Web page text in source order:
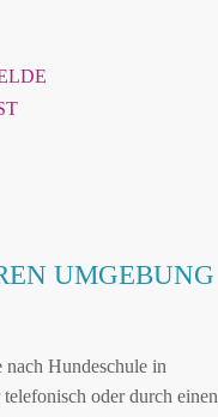
UMGEBUNG
nach Hundeschule in
oder durch einen